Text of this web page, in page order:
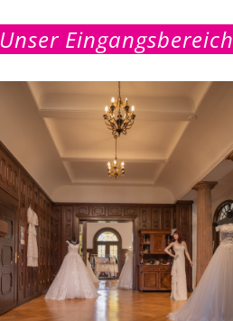
Unser Eingangsbereich